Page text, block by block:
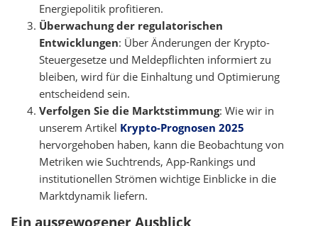
Energiepolitik profitieren.
Überwachung der regulatorischen
Entwicklungen: Über Änderungen der Krypto-
Steuergesetze und Meldepflichten informiert zu
bleiben, wird für die Einhaltung und Optimierung
entscheidend sein.
Verfolgen Sie die Marktstimmung: Wie wir in
unserem Artikel Krypto-Prognosen 2025
hervorgehoben haben, kann die Beobachtung von
Metriken wie Suchtrends, App-Rankings und
institutionellen Strömen wichtige Einblicke in die
Marktdynamik liefern.
Ein ausgewogener Ausblick